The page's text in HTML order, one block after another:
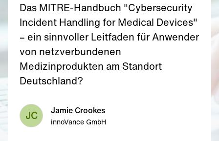
Das MITRE-Handbuch "Cybersecurity
Incident Handling for Medical Devices"
– ein sinnvoller Leitfaden für Anwender
von netzverbundenen
Medizinprodukten am Standort
Deutschland?
JC Jamie Crookes
innoVance GmbH